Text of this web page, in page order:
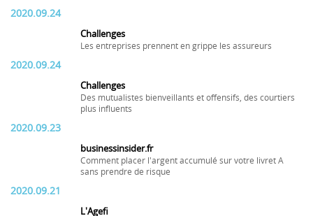
2020.09.24
Challenges
Les entreprises prennent en grippe les assureurs
2020.09.24
Challenges
Des mutualistes bienveillants et offensifs, des courtiers
plus influents
2020.09.23
businessinsider.fr
Comment placer l'argent accumulé sur votre livret A
sans prendre de risque
2020.09.21
L'Agefi